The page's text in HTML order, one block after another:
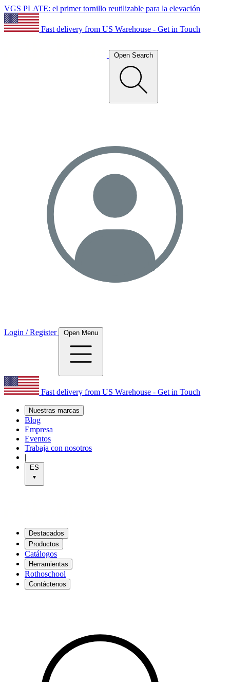
VGS PLATE: el primer tornillo reutilizable para la elevación
Fast delivery from US Warehouse - Get in Touch
Open Search
Login / Register Open Menu
Fast delivery from US Warehouse - Get in Touch
Nuestras marcas
Blog
Empresa
Eventos
Trabaja con nosotros
|
ES
Destacados
Productos
Catálogos
Herramientas
Rothoschool
Contáctenos